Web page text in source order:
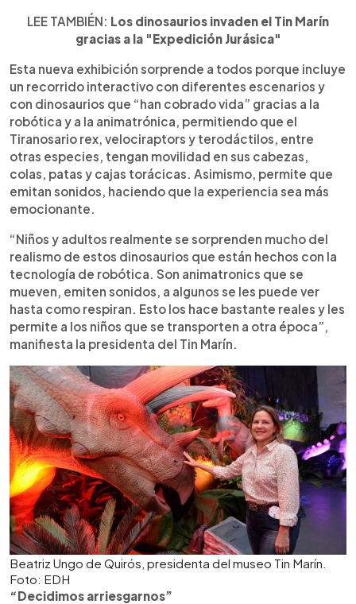
LEE TAMBIÉN: Los dinosaurios invaden el Tin Marín
gracias a la "Expedición Jurásica"
Esta nueva exhibición sorprende a todos porque incluye
un recorrido interactivo con diferentes escenarios y
con dinosaurios que “han cobrado vida” gracias a la
robótica y a la animatrónica, permitiendo que el
Tiranosario rex, velociraptors y terodáctilos, entre
otras especies, tengan movilidad en sus cabezas,
colas, patas y cajas torácicas. Asimismo, permite que
emitan sonidos, haciendo que la experiencia sea más
emocionante.
“Niños y adultos realmente se sorprenden mucho del
realismo de estos dinosaurios que están hechos con la
tecnología de robótica. Son animatronics que se
mueven, emiten sonidos, a algunos se les puede ver
hasta como respiran. Esto los hace bastante reales y les
permite a los niños que se transporten a otra época”,
manifiesta la presidenta del Tin Marín.
Beatriz Ungo de Quirós, presidenta del museo Tin Marín.
Foto: EDH
“Decidimos arriesgarnos”